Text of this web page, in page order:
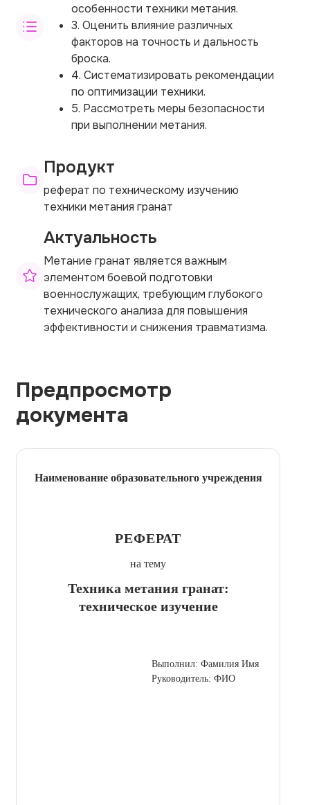
особенности техники метания.
3. Оценить влияние различных
факторов на точность и дальность
броска.
4. Систематизировать рекомендации
по оптимизации техники.
5. Рассмотреть меры безопасности
при выполнении метания.
Продукт
реферат по техническому изучению
техники метания гранат
Актуальность
Метание гранат является важным
элементом боевой подготовки
военнослужащих, требующим глубокого
технического анализа для повышения
эффективности и снижения травматизма.
Предпросмотр
документа
Наименование образовательного учреждения
РЕФЕРАТ
на тему
Техника метания гранат:
техническое изучение
Выполнил: Фамилия Имя
Руководитель: ФИО